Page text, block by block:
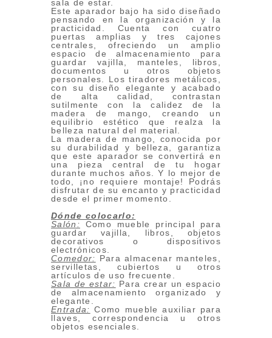
sala de estar.
Este aparador bajo ha sido diseñado
pensando en la organización y la
practicidad. Cuenta con cuatro
puertas amplias y tres cajones
centrales, ofreciendo un amplio
espacio de almacenamiento para
guardar vajilla, manteles, libros,
documentos u otros objetos
personales. Los tiradores metálicos,
con su diseño elegante y acabado
de alta calidad, contrastan
sutilmente con la calidez de la
madera de mango, creando un
equilibrio estético que realza la
belleza natural del material.
La madera de mango, conocida por
su durabilidad y belleza, garantiza
que este aparador se convertirá en
una pieza central de tu hogar
durante muchos años. Y lo mejor de
todo, ¡no requiere montaje! Podrás
disfrutar de su encanto y practicidad
desde el primer momento.
Dónde colocarlo:
Salón: Como mueble principal para
guardar vajilla, libros, objetos
decorativos o dispositivos
electrónicos.
Comedor: Para almacenar manteles,
servilletas, cubiertos u otros
artículos de uso frecuente.
Sala de estar: Para crear un espacio
de almacenamiento organizado y
elegante.
Entrada: Como mueble auxiliar para
llaves, correspondencia u otros
objetos esenciales.